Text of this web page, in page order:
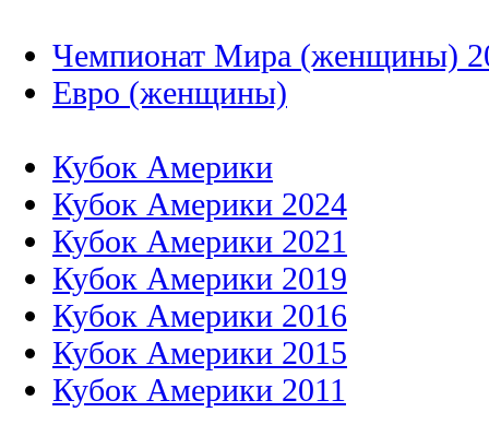
Чемпионат Мира (женщины)
Евро (женщины)
Кубок Америки
Кубок Америки 2024
Кубок Америки 2021
Кубок Америки 2019
Кубок Америки 2016
Кубок Америки 2015
Кубок Америки 2011